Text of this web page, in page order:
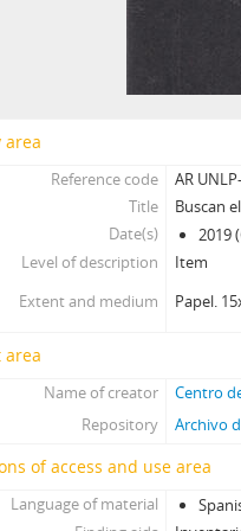
area
Reference code
AR
Title
Buscan
Date(s)
2019
Level of description
Item
Extent and medium
Papel.
area
Name of creator
Centro
Repository
Archivo
of access and use area
Language of material